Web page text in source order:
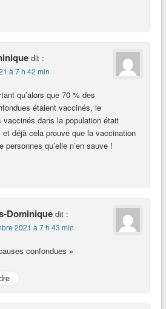
dit :
à 7 h 42 min
qu’alors que 70 % des
étaient vaccinés, le
vaccinés dans la population était
déjà cela prouve que la vaccination
personnes qu’elle n’en sauve !
Dominique dit :
2021 à 7 h 43 min
confondues »